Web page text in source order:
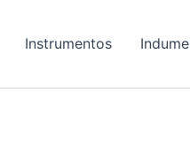
Instrumentos